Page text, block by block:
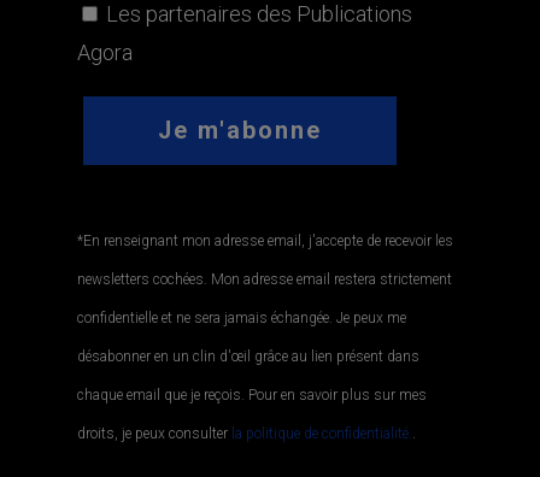
Les partenaires des Publications
Agora
*En renseignant mon adresse email, j'accepte de recevoir les
newsletters cochées. Mon adresse email restera strictement
confidentielle et ne sera jamais échangée. Je peux me
désabonner en un clin d'œil grâce au lien présent dans
chaque email que je reçois. Pour en savoir plus sur mes
droits, je peux consulter la politique de confidentialité..